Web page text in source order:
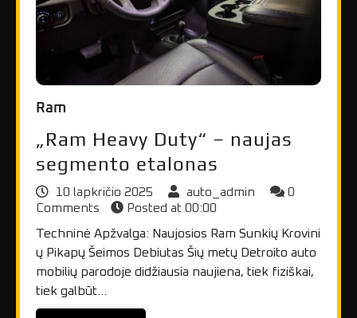
Ram
„Ram Heavy Duty“ – naujas
segmento etalonas
10 lapkričio 2025 auto_admin
0
Comments
Posted at 00:00
Techninė Apžvalga: Naujosios Ram Sunkių Krovini
ų Pikapų Šeimos Debiutas Šių metų Detroito auto
mobilių parodoje didžiausia naujiena, tiek fiziškai,
tiek galbūt…